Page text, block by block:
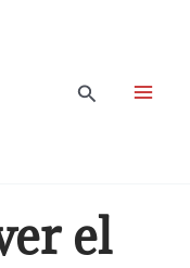
Buscar
el